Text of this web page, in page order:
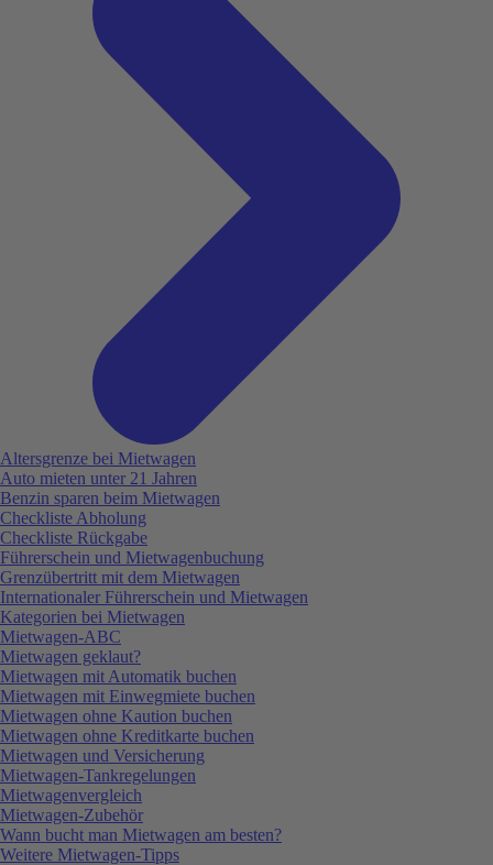
Altersgrenze bei Mietwagen
Auto mieten unter 21 Jahren
Benzin sparen beim Mietwagen
Checkliste Abholung
Checkliste Rückgabe
Führerschein und Mietwagenbuchung
Grenzübertritt mit dem Mietwagen
Internationaler Führerschein und Mietwagen
Kategorien bei Mietwagen
Mietwagen-ABC
Mietwagen geklaut?
Mietwagen mit Automatik buchen
Mietwagen mit Einwegmiete buchen
Mietwagen ohne Kaution buchen
Mietwagen ohne Kreditkarte buchen
Mietwagen und Versicherung
Mietwagen-Tankregelungen
Mietwagenvergleich
Mietwagen-Zubehör
Wann bucht man Mietwagen am besten?
Weitere Mietwagen-Tipps